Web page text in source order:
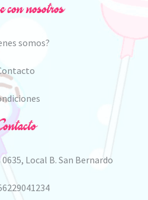
con nosotros
somos?
Local B. San Bernardo